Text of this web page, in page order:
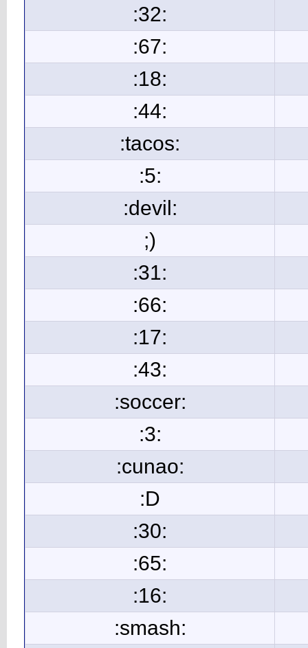
:32:
:67:
:18:
:44:
:tacos:
:5:
:devil:
;)
:31:
:66:
:17:
:43:
:soccer:
:3:
:cunao:
:D
:30:
:65:
:16:
:smash: